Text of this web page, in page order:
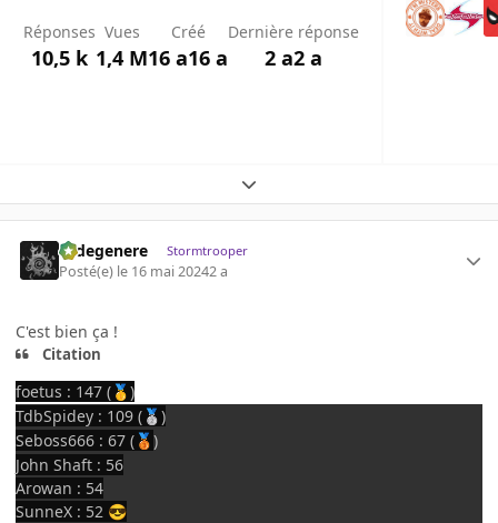
Réponses
10,5 k
Vues
1,4 M
Créé
16 a16 a
Dernière réponse
2 a2 a
Expand topic overview
cadegenere Stormtrooper
Posté(e) le 16 mai 20242 a
C'est bien ça !
Citation
foetus : 147 ( 🥇)
TdbSpidey : 109 ( 🥈)
Seboss666 : 67 ( 🥉)
John Shaft : 56
Arowan : 54
SunneX : 52 😎